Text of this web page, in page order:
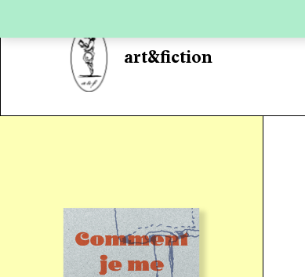
art&fiction